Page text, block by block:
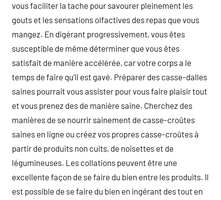
vous faciliter la tache pour savourer pleinement les
gouts et les sensations olfactives des repas que vous
mangez. En digérant progressivement, vous êtes
susceptible de même déterminer que vous êtes
satisfait de manière accélérée, car votre corps a le
temps de faire qu’il est gavé. Préparer des casse-dalles
saines pourrait vous assister pour vous faire plaisir tout
et vous prenez des de manière saine. Cherchez des
manières de se nourrir sainement de casse-croûtes
saines en ligne ou créez vos propres casse-croûtes à
partir de produits non cuits, de noisettes et de
légumineuses. Les collations peuvent être une
excellente façon de se faire du bien entre les produits. Il
est possible de se faire du bien en ingérant des tout en